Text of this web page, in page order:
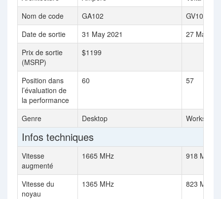
Nom de code
GA102
GV100
Date de sortie
31 May 2021
27 March
Prix de sortie
(MSRP)
$1199
Position dans
l’évaluation de
la performance
60 57
Genre Desktop
Infos techniques
Vitesse
augmenté
1665 MHz 918 MHz
Vitesse du
noyau
1365 MHz 823 MHz